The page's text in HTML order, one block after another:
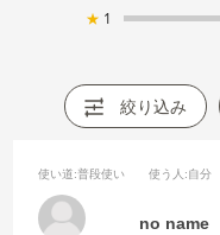
★ 1
絞り込み
使い道:普段使い 使う人 :自分
no name